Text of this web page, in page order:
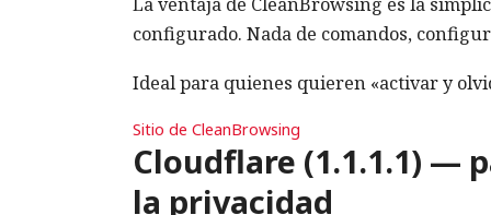
configurado. Nada de comandos,
Ideal para quienes quieren «activar y
Sitio de CleanBrowsing
Cloudflare (1.1.1.1) —
la privacidad